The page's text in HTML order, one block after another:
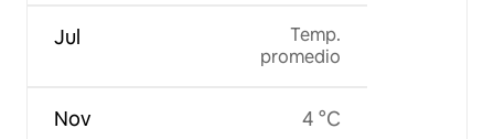
Jul
Nov
Temp.
promedio
4 °C